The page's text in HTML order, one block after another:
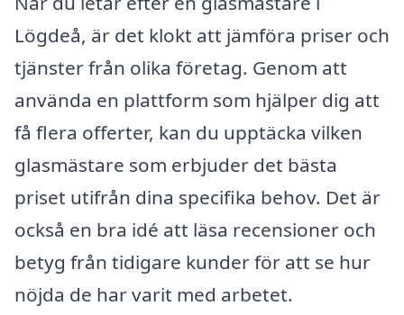
Lögdeå, är det klokt att jämföra priser och
tjänster från olika företag. Genom att
använda en plattform som hjälper dig att
få flera offerter, kan du upptäcka vilken
glasmästare som erbjuder det bästa
priset utifrån dina specifika behov. Det är
också en bra idé att läsa recensioner och
betyg från tidigare kunder för att se hur
nöjda de har varit med arbetet.